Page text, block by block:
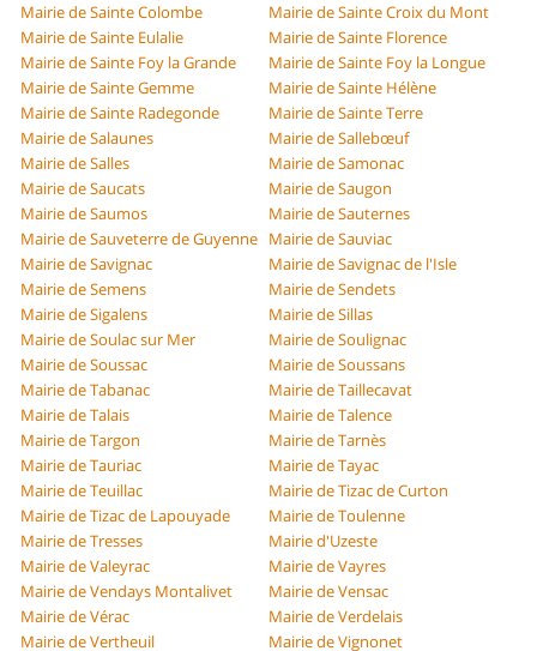
Mairie de Sainte Colombe
Mairie de Sainte Croix du Mont
Mairie de Sainte Eulalie
Mairie de Sainte Florence
Mairie de Sainte Foy la Grande
Mairie de Sainte Foy la Longue
Mairie de Sainte Gemme
Mairie de Sainte Hélène
Mairie de Sainte Radegonde
Mairie de Sainte Terre
Mairie de Salaunes
Mairie de Sallebœuf
Mairie de Salles
Mairie de Samonac
Mairie de Saucats
Mairie de Saugon
Mairie de Saumos
Mairie de Sauternes
Mairie de Sauveterre de Guyenne Mairie de Sauviac
Mairie de Savignac
Mairie de Savignac de l'Isle
Mairie de Semens
Mairie de Sendets
Mairie de Sigalens
Mairie de Sillas
Mairie de Soulac sur Mer
Mairie de Soulignac
Mairie de Soussac
Mairie de Soussans
Mairie de Tabanac
Mairie de Taillecavat
Mairie de Talais
Mairie de Talence
Mairie de Targon
Mairie de Tarnès
Mairie de Tauriac
Mairie de Tayac
Mairie de Teuillac
Mairie de Tizac de Curton
Mairie de Tizac de Lapouyade
Mairie de Toulenne
Mairie de Tresses
Mairie d'Uzeste
Mairie de Valeyrac
Mairie de Vayres
Mairie de Vendays Montalivet
Mairie de Vensac
Mairie de Vérac
Mairie de Verdelais
Mairie de Vertheuil
Mairie de Vignonet